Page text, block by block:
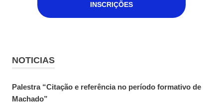
INSCRIÇÕES
NOTICIAS
Palestra “Citação e referência no período formativo de
Machado”